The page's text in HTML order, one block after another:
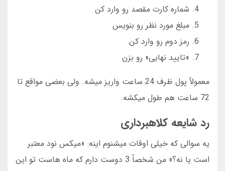
شماره کارت مقصد رو وارد کن
مبلغ مورد نظر رو بنویس
رمز دوم رو وارد کن
«تایید نهایی» رو بزن
معمولاً پول ظرف 24 ساعت واریز میشه. ولی بعضی مواقع تا
72 ساعت هم طول میکشه.
رد شایعه کلاهبرداری
یه سوالی که خیلی اوقات میشنوم اینه: «میکس نود معتبر
است یا نه؟» من شخصاً 3 دوست دارم که ماه هاست تو این